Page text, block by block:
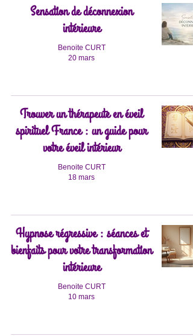
Sensation de déconnexion
intérieure
Benoite CURT
20 mars
Trouver un thérapeute en éveil
spirituel France : un guide pour
votre éveil intérieur
Benoite CURT
18 mars
Hypnose régressive : séances et
bienfaits pour votre transformation
intérieure
Benoite CURT
10 mars